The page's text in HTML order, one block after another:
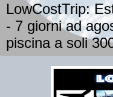
LowCostTrip:
- 7 giorni ad
piscina a soli